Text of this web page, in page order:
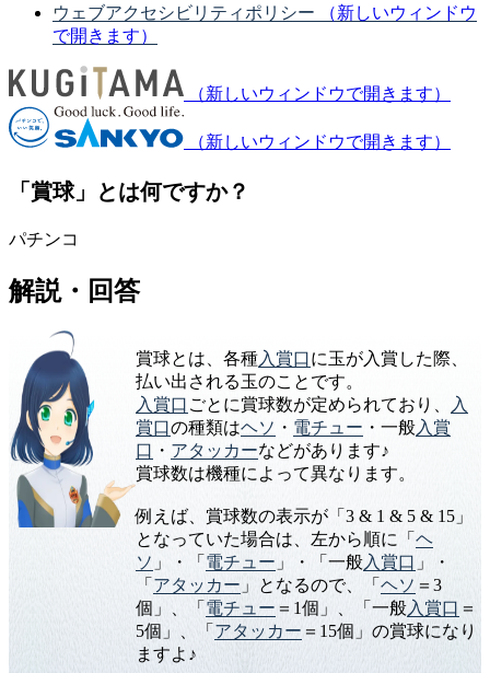
ウェブアクセシビリティポリシー
（新しいウィンドウ
で開きます）
（新しいウィンドウで開きます）
（新しいウィンドウで開きます）
「賞球」とは何ですか？
パチンコ
解説・回答
賞球とは、各種入賞口に玉が入賞した際、
払い出される玉のことです。
入賞口 ごとに賞球数が定められており、
入
賞口の種類はヘソ ・ 電チュー ・一般入賞
口 ・ アタッカーなどがあります♪
賞球数は機種によって異なります。
例えば、賞球数の表示が「3 & 1 & 5 & 15」
となっていた場合は、左から順に「 ヘ
ソ 」・「 電チュー 」・「一般入賞口 」・
「 アタッカー 」となるので、「 ヘソ ＝3
個」、「 電チュー ＝1個」、「一般入賞口 ＝
5個」、「 アタッカー ＝15個」の賞球になり
ますよ♪